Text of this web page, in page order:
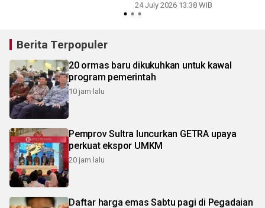
24 July 2026 13:38 WIB
Berita Terpopuler
20 ormas baru dikukuhkan untuk kawal
program pemerintah
10 jam lalu
Pemprov Sultra luncurkan GETRA upaya
perkuat ekspor UMKM
20 jam lalu
Daftar harga emas Sabtu pagi di Pegadaian